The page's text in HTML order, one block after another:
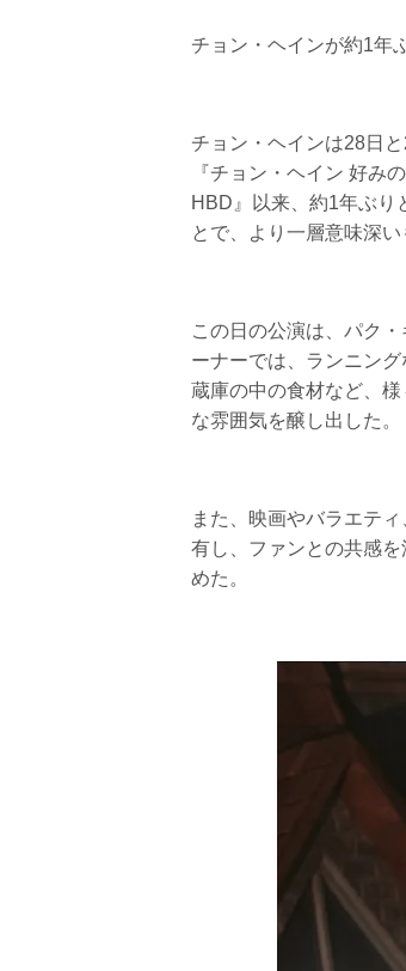
チョン・ヘインが約1年
チョン・ヘインは28日
『チョン・ヘイン 好み
HBD』以来、約1年ぶり
とで、より一層意味深い
この日の公演は、パク
ーナーでは、ランニン
蔵庫の中の食材など、
な雰囲気を醸し出した。
また、映画やバラエテ
有し、ファンとの共感
めた。